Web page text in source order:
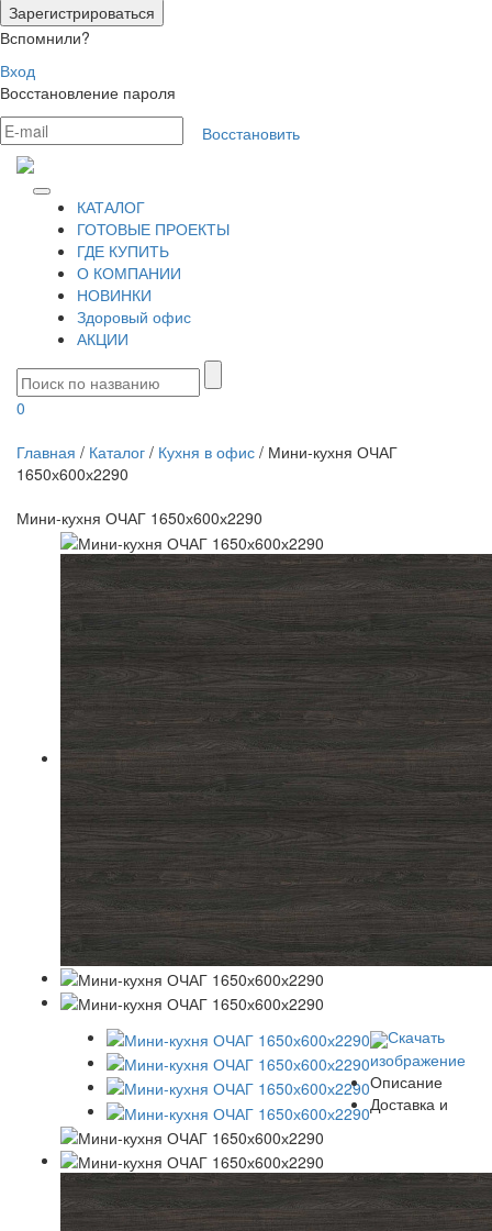
Вспомнили?
Вход
Восстановление пароля
Восстановить
КАТАЛОГ
ГОТОВЫЕ ПРОЕКТЫ
ГДЕ КУПИТЬ
О КОМПАНИИ
НОВИНКИ
Здоровый офис
АКЦИИ
0
Главная / Каталог / Кухня в офис / Мини-кухня ОЧАГ
1650х600х2290
Мини-кухня ОЧАГ 1650х600х2290
Скачать
изображение
Описание
Доставка и